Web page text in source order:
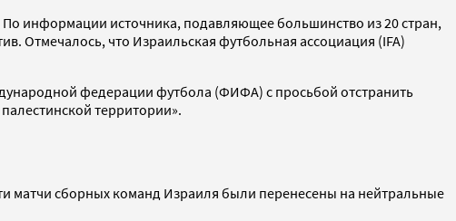
По информации источника, подавляющее большинство из 20 стран,
Отмечалось, что Израильская футбольная ассоциация (IFA)
федерации футбола (ФИФА) с просьбой отстранить
территории».
матчи сборных команд Израиля были перенесены на нейтральные